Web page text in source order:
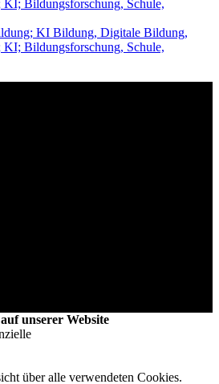
unserer Website
über alle verwendeten Cookies.